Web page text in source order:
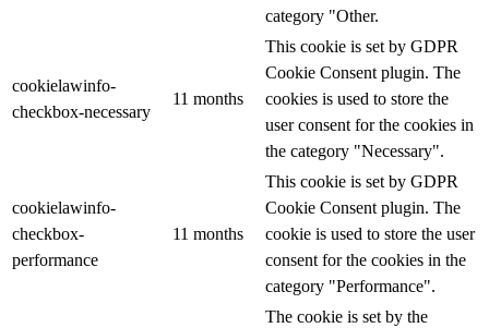
category "Other.
cookielawinfo-
checkbox-necessary
11 months
This cookie is set by GDPR
Cookie Consent plugin. The
cookies is used to store the
user consent for the cookies in
the category "Necessary".
cookielawinfo-
checkbox-
performance
11 months
This cookie is set by GDPR
Cookie Consent plugin. The
cookie is used to store the user
consent for the cookies in the
category "Performance".
The cookie is set by the